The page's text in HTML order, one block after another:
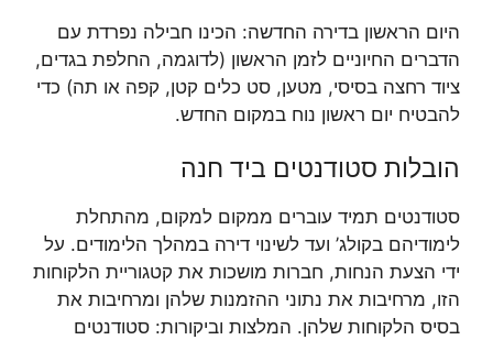
היום הראשון בדירה החדשה: הכינו חבילה נפרדת עם
הדברים החיוניים לזמן הראשון (לדוגמה, החלפת בגדים,
ציוד רחצה בסיסי, מטען, סט כלים קטן, קפה או תה) כדי
להבטיח יום ראשון נוח במקום החדש.
הובלות סטודנטים ביד חנה
סטודנטים תמיד עוברים ממקום למקום, מהתחלת
לימודיהם בקולג’ ועד לשינוי דירה במהלך הלימודים. על
ידי הצעת הנחות, חברות מושכות את קטגוריית הלקוחות
הזו, מרחיבות את נתוני ההזמנות שלהן ומרחיבות את
בסיס הלקוחות שלהן. המלצות וביקורות: סטודנטים